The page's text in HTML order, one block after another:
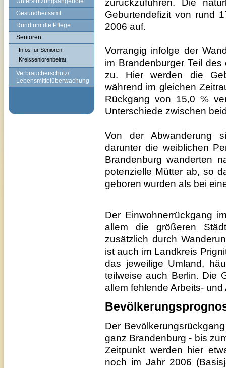
Gesundheitsamt
Rund um die Pflege
Senioren
Infos für Senioren
Kreisseniorenbeirat
Verbraucherschutz/
Lebensmittelüberwachung
Geburtendefizit von rund
2006 auf.
Vorrangig infolge der
im Brandenburger Teil
zu. Hier werden die
während im gleichen
Rückgang von 15,0 %
Unterschiede zwischen
Von der Abwanderung
darunter die weiblichen
Brandenburg wanderten
potenzielle Mütter ab, so
geboren wurden als bei
Der Einwohnerrückgang
allem die größeren
zusätzlich durch
ist auch im Landkreis
das jeweilige Umland,
teilweise auch Berlin. Die
allem fehlende Arbeits-
Der
ganz Brandenburg - bis
Zeitpunkt werden hier
noch im Jahr 2006